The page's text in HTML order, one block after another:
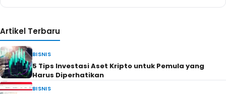
Artikel Terbaru
BISNIS
5 Tips Investasi Aset Kripto untuk Pemula yang
Harus Diperhatikan
BISNIS